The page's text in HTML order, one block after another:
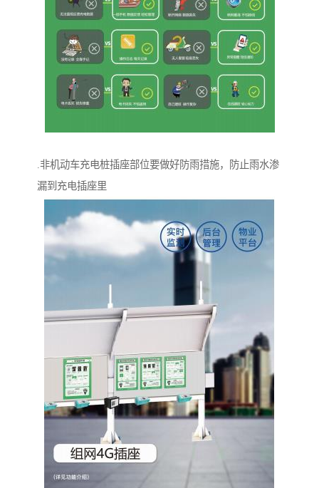
.非机动车充电桩插座部位要做好防雨措施，防止雨水渗
漏到充电插座里